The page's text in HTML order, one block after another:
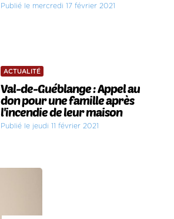
Publié le mercredi 17 février 2021
ACTUALITÉ
Val-de-Guéblange : Appel au
don pour une famille après
l'incendie de leur maison
Publié le jeudi 11 février 2021